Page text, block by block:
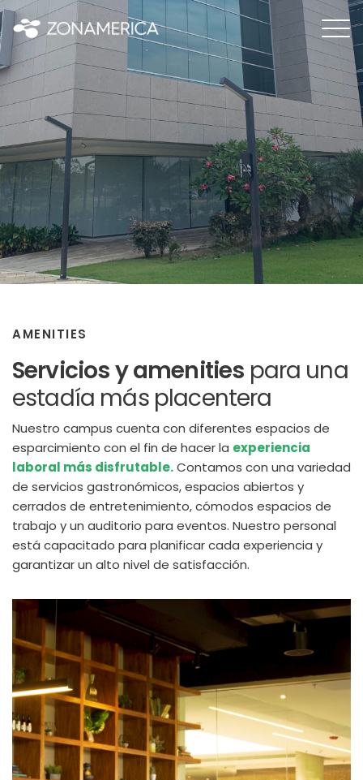
AMENITIES
Servicios y amenities para una
estadía más placentera
Nuestro campus cuenta con diferentes espacios de
esparcimiento con el fin de hacer la experiencia
laboral más disfrutable.Contamos con una variedad
de servicios gastronómicos, espacios abiertos y
cerrados de entretenimiento, cómodos espacios de
trabajo y un auditorio para eventos. Nuestro personal
está capacitado para planificar cada experiencia y
garantizar un alto nivel de satisfacción.